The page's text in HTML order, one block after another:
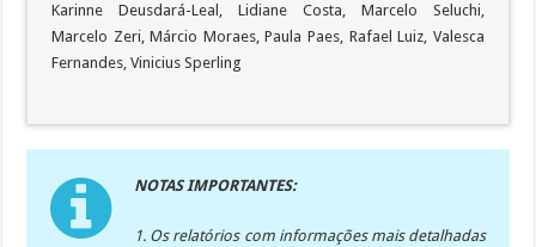
Karinne Deusdará-Leal, Lidiane Costa, Marcelo Seluchi,
Marcelo Zeri, Márcio Moraes, Paula Paes, Rafael Luiz, Valesca
Fernandes, Vinicius Sperling
NOTASIMPORTANTES:
1. Os relatórios com informações mais detalhadas